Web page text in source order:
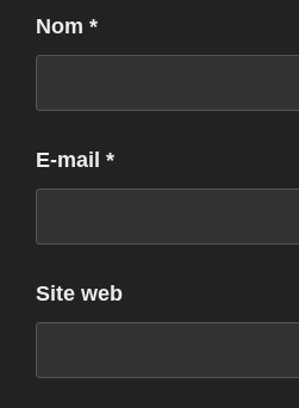
Nom *
E-mail *
Site web